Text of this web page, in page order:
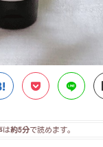
は約5分で読めます。